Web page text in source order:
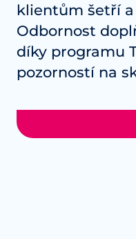
klientům šetří
Odbornost
díky programu
pozorností na